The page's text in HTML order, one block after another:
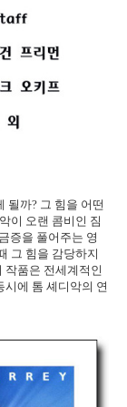
될까? 그 힘을 어떤
이 오랜 콤비인 짐
증을 풀어주는 영
그 힘을 감당하지
작품은 전세계적인
에 톰 셰디악의 연